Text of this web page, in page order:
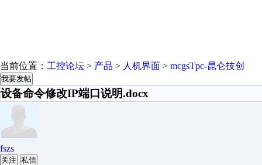
当前位置： 工控论坛 > 产品 > 人机界面 > mcgsTpc-昆仑技创
我要发帖
设备命令修改IP端口说明.docx
fszs
关注 私信